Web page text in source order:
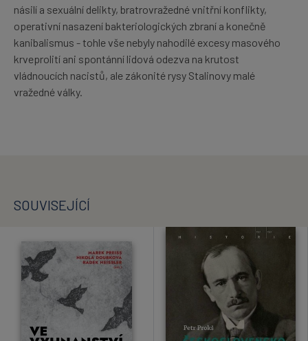
násilí a sexuální delikty, bratrovražedné vnitřní konflikty,
operativní nasazení bakteriologických zbraní a konečně
kanibalismus - tohle vše nebyly nahodilé excesy masového
krveprolití ani spontánní lidová odezva na krutost
vládnoucích nacistů, ale zákonité rysy Stalinovy malé
vražedné války.
SOUVISEJÍCÍ